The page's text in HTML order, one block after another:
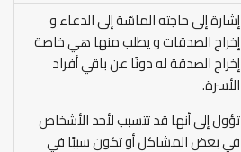
إشارة إلى حاجته الماسّة إلى الدعاء و
إخراج الصدقات و يطلب منها هي خاصة
إخراج الصدقة له دونًا عن باقي أفراد
الأسرة.
تؤول إلى أنها قد تتسبب لأحد الأشخاص
في بعض المشاكل أو تكون سببًا في